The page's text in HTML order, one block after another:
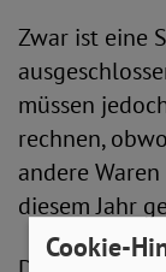
Zwar ist eine
müssen
rechnen,
andere
diesem Jahr
Cookie-